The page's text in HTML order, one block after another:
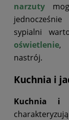
narzuty
sypialni
oświetlenie,
nastrój.
Kuchnia i
Kuchnia i